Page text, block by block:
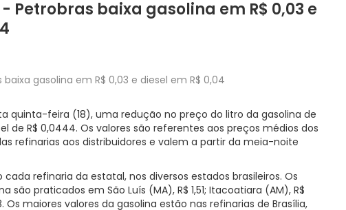
- Petrobras baixa gasolina em R$ 0,03 e
baixa gasolina em R$ 0,03 e diesel em R$ 0,04
quinta-feira (18), uma redução no preço do litro da gasolina de
de R$ 0,0444. Os valores são referentes aos preços médios dos
refinarias aos distribuidores e valem a partir da meia-noite
refinaria da estatal, nos diversos estados brasileiros. Os
são praticados em São Luís (MA), R$ 1,51; Itacoatiara (AM), R$
Os maiores valores da gasolina estão nas refinarias de Brasília,